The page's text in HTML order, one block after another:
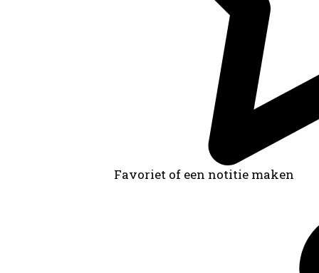
Favoriet of een notitie maken